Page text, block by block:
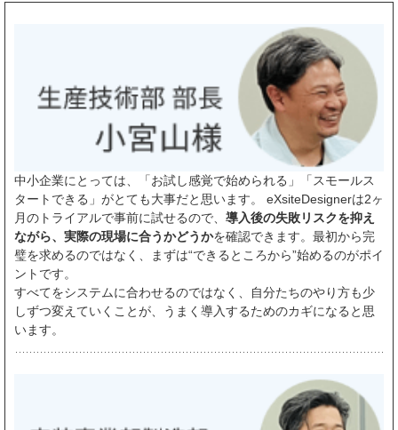
中小企業にとっては、「お試し感覚で始められる」「スモールス
タートできる」がとても大事だと思います。 eXsiteDesignerは2ヶ
月のトライアルで事前に試せるので、 導入後の失敗リスクを抑え
ながら、実際の現場に合うかどうかを確認できます。最初から完
璧を求めるのではなく、まずは“できるところから”始めるのがポイ
ントです。
すべてをシステムに合わせるのではなく、自分たちのやり方も少
しずつ変えていくことが、うまく導入するためのカギになると思
います。